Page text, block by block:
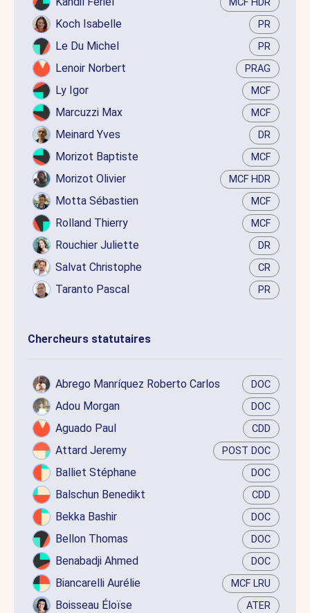
MCF HDR
Koch Isabelle PR
Le Du Michel PR
Lenoir Norbert PRAG
Ly Igor MCF
Marcuzzi Max MCF
Meinard Yves DR
Morizot Baptiste MCF
Morizot Olivier MCF HDR
Motta Sébastien MCF
Rolland Thierry MCF
Rouchier Juliette DR
Salvat Christophe CR
Taranto Pascal PR
Chercheurs statutaires
Abrego Manríquez Roberto Carlos DOC
Adou Morgan DOC
Aguado Paul CDD
Attard Jeremy POST DOC
Balliet Stéphane DOC
Balschun Benedikt CDD
Bekka Bashir DOC
Bellon Thomas DOC
Benabadji Ahmed DOC
Biancarelli Aurélie MCF LRU
Boisseau Éloïse ATER